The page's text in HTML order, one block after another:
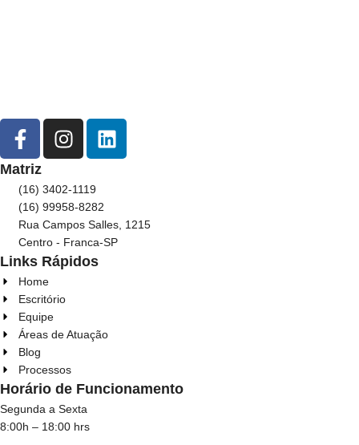
Matriz
(16) 3402-1119
(16) 99958-8282
Rua Campos Salles, 1215
Centro - Franca-SP
Links Rápidos
Home
Escritório
Equipe
Áreas de Atuação
Blog
Processos
Horário de Funcionamento
Segunda a Sexta
8:00h – 18:00 hrs